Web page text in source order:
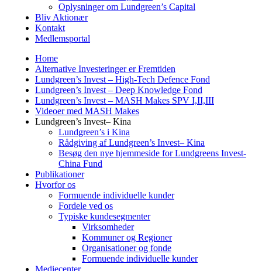
Oplysninger om Lundgreen’s Capital
Bliv Aktionær
Kontakt
Medlemsportal
Home
Alternative Investeringer er Fremtiden
Lundgreen’s Invest – High-Tech Defence Fond
Lundgreen’s Invest – Deep Knowledge Fond
Lundgreen’s Invest – MASH Makes SPV I,II,III
Videoer med MASH Makes
Lundgreen’s Invest– Kina
Lundgreen’s i Kina
Rådgiving af Lundgreen’s Invest– Kina
Besøg den nye hjemmeside for Lundgreens Invest-
China Fund
Publikationer
Hvorfor os
Formuende individuelle kunder
Fordele ved os
Typiske kundesegmenter
Virksomheder
Kommuner og Regioner
Organisationer og fonde
Formuende individuelle kunder
Mediecenter